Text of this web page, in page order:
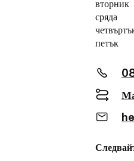
вторник
сряда
петък